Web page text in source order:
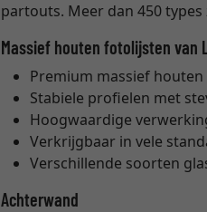
partouts. Meer dan 450
Massief houten fotolijsten van
Premium massief
Stabiele profielen met
Hoogwaardige
Verkrijgbaar in vele
Verschillende soorten
Achterwand